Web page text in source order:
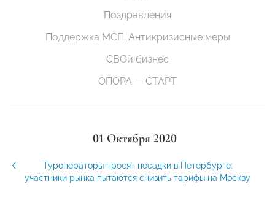
Поздравления
Поддержка МСП. Антикризисные меры
СВОй бизнес
ОПОРА — СТАРТ
01 Октября 2020
Туроператоры просят посадки в Петербурге:
участники рынка пытаются снизить тарифы на Москву